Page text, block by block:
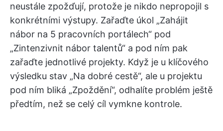
neustále zpožďují, protože je nikdo nepropojil s
konkrétními výstupy. Zařaďte úkol „Zahájit
nábor na 5 pracovních portálech“ pod
„Zintenzivnit nábor talentů“ a pod ním pak
zařaďte jednotlivé projekty. Když je u klíčového
výsledku stav „Na dobré cestě“, ale u projektu
pod ním bliká „Zpoždění“, odhalíte problém ještě
předtím, než se celý cíl vymkne kontrole.